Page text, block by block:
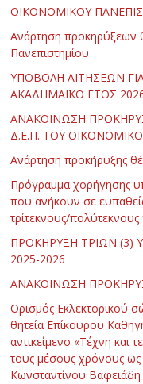
ΟΙΚΟΝΟΜΙΚΟΥ
Ανάρτηση προκηρύξεων
Πανεπιστημίου
ΥΠΟΒΟΛΗ ΑΙΤΗΣΕΩΝ
ΑΚΑΔΗΜΑΪΚΟ ΕΤΟΣ
ΑΝΑΚΟΙΝΩΣΗ
Δ.Ε.Π. ΤΟΥ
Ανάρτηση προκήρυξης
Πρόγραμμα χορήγησης
που ανήκουν σε
τρίτεκνους/
ΠΡΟΚΗΡΥΞΗ ΤΡΙΩΝ (3)
2025-2026
ΑΝΑΚΟΙΝΩΣΗ
Ορισμός Εκλεκτορικού
θητεία Επίκουρου
αντικείμενο «Τέχνη και
τους μέσους χρόνους
Κωνσταντίνου Βαφειάδη